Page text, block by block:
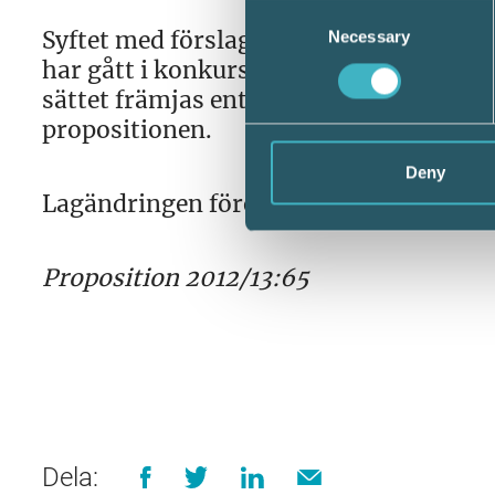
Selection
Necessary
Deny
Syftet med förslaget är, enligt
har gått i konkurs eller likvidation att
sättet främjas entreprenörsanda och
propositionen.
Lagändringen föreslås träda i kraft den
Proposition 2012/13:65
Dela: